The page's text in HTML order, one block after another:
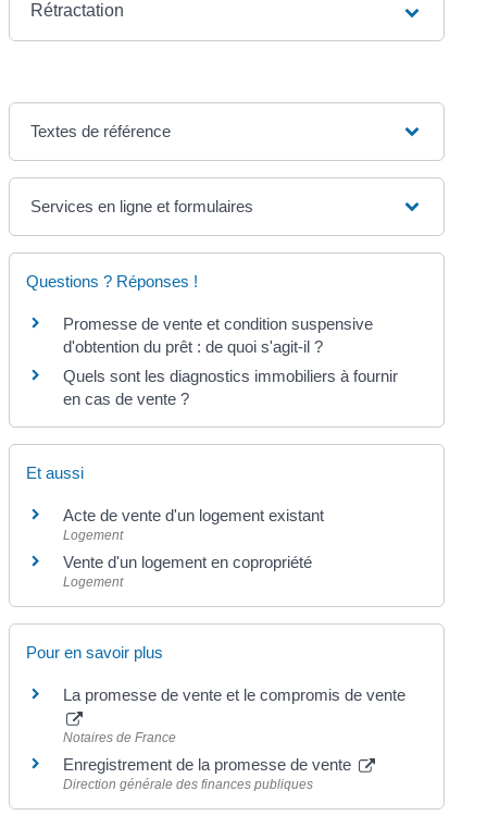
Rétractation
Textes de référence
Services en ligne et formulaires
Questions ? Réponses !
Promesse de vente et condition suspensive
d'obtention du prêt : de quoi s'agit-il ?
Quels sont les diagnostics immobiliers à fournir
en cas de vente ?
Et aussi
Acte de vente d'un logement existant
Logement
Vente d'un logement en copropriété
Logement
Pour en savoir plus
La promesse de vente et le compromis de vente
Notaires de France
Enregistrement de la promesse de vente
Direction générale des finances publiques